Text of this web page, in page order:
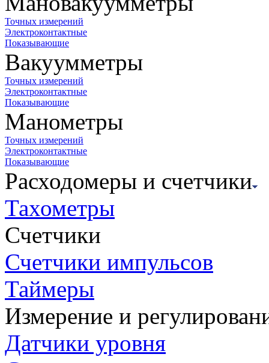
Точных измерений
Электроконтактные
Показывающие
Вакуумметры
Точных измерений
Электроконтактные
Показывающие
Манометры
Точных измерений
Электроконтактные
Показывающие
Расходомеры и счетчики
Тахометры
Счетчики
Счетчики импульсов
Таймеры
Измерение и
Датчики уровня